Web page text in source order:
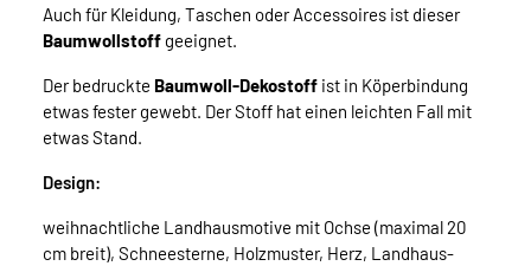
Auch für Kleidung, Taschen oder Accessoires ist dieser
Baumwollstoff geeignet.
Der bedruckte Baumwoll-Dekostoff ist in Köperbindung
etwas fester gewebt. Der Stoff hat einen leichten Fall mit
etwas Stand.
Design:
weihnachtliche Landhausmotive mit Ochse (maximal 20
cm breit), Schneesterne, Holzmuster, Herz, Landhaus-